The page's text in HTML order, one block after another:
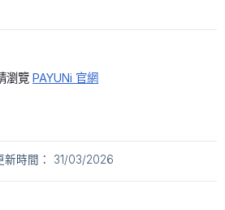
瀏覽 PAYUNi 官網
新時間： 31/03/2026